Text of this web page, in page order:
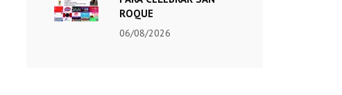
ROQUE
06/08/2026